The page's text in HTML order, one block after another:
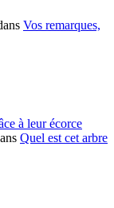
Vos remarques,
à leur écorce
Quel est cet arbre